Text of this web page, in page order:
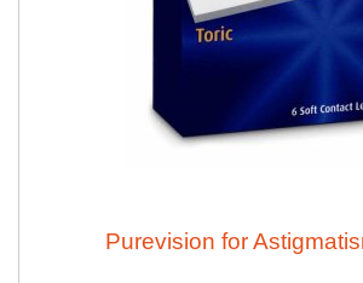
Purevision for